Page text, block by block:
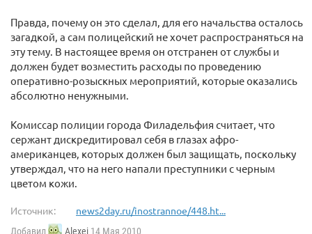
Правда, почему он это сделал, для его начальства осталось
загадкой, а сам полицейский не хочет распространяться на
эту тему. В настоящее время он отстранен от службы и
должен будет возместить расходы по проведению
оперативно-розыскных мероприятий, которые оказались
абсолютно ненужными.
Комиссар полиции города Филадельфия считает, что
сержант дискредитировал себя в глазах афро-
американцев, которых должен был защищать, поскольку
утверждал, что на него напали преступники с черным
цветом кожи.
Источник: news2day.ru/inostrannoe/448.ht...
Добавил Alexei 14 Мая 2010